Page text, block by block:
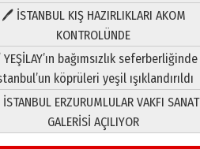
🖊 İSTANBUL KIŞ HAZIRLIKLARI AKOM
KONTROLÜNDE
bağımsızlık seferberliğinde
köprüleri yeşil ışıklandırıldı
ERZURUMLULAR VAKFI SANAT
GALERİSİ AÇILIYOR
Yıldırım Gündoğdu
HAVVA’NIN ÜÇ KIZI
09 Temmuz 2026 Perşembe
Yusuf POLAT
Şampiyonluk Sebahattin
Şirin’e yazar